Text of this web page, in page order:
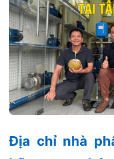
Địa chỉ nhà